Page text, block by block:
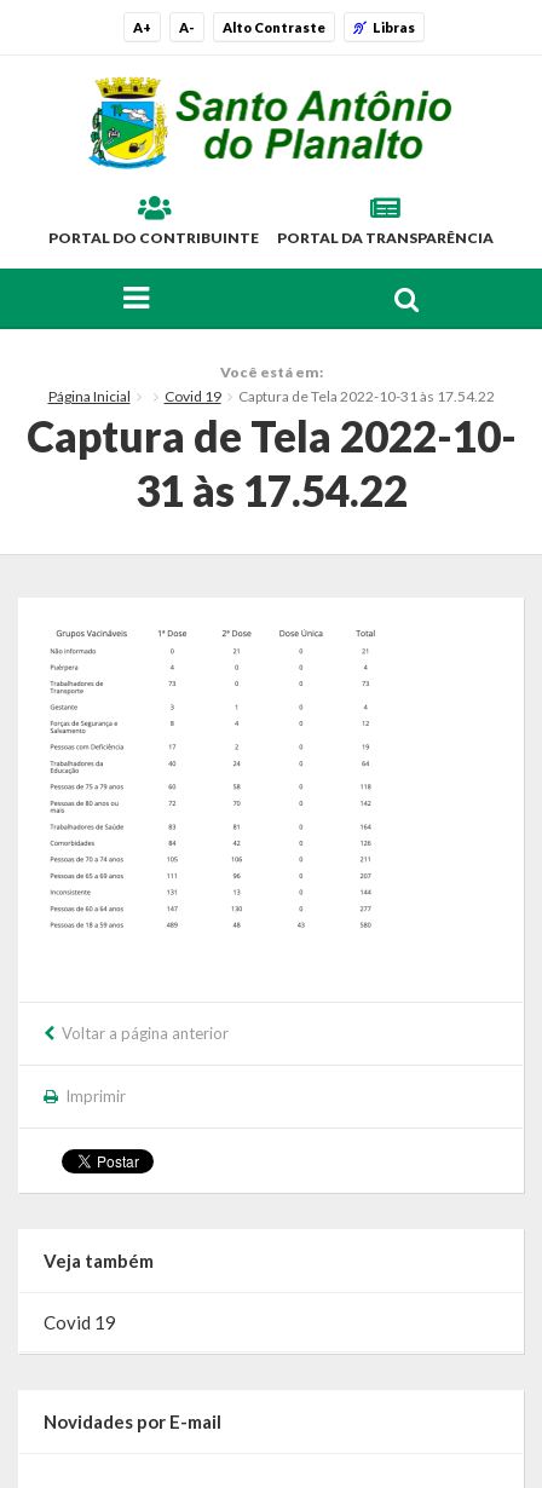
A+ A- Alto Contraste Libras
PORTAL DO CONTRIBUINTE PORTAL DA TRANSPARÊNCIA
Localização
Administração
Administrações Anteriores
Secretarias
Estrutura e Competências
Educação e Cultura
Obras e Viação
Você está em:
Página Inicial
Covid 19 Captura de Tela 2022-10-31 às 17.54.22
Captura de Tela 2022-10-
31 às 17.54.22
Voltar a página anterior
Imprimir
Veja também
Covid 19
Novidades por E-mail